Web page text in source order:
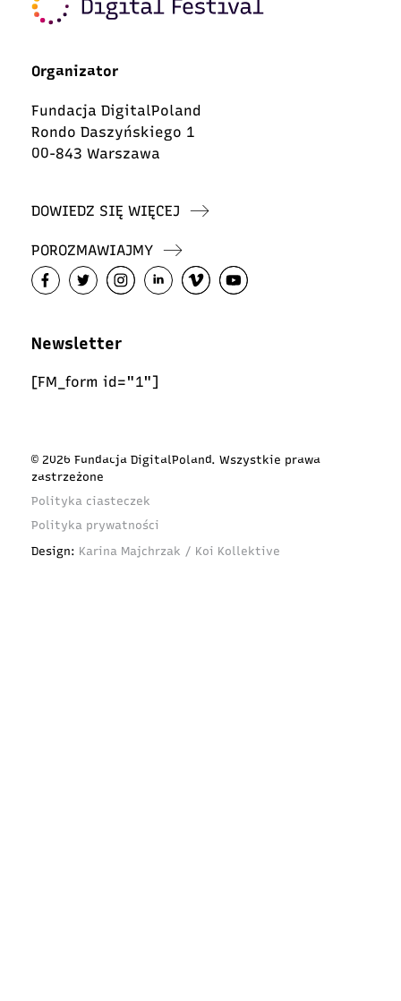
Organizator
Fundacja DigitalPoland
Rondo Daszyńskiego 1
00-843 Warszawa
DOWIEDZ SIĘ WIĘCEJ
POROZMAWIAJMY
Newsletter
[FM_form id="1"]
© 2026 Fundacja DigitalPoland. Wszystkie prawa
zastrzeżone
Polityka ciasteczek
Polityka prywatności
Design: Karina Majchrzak / Koi Kollektive